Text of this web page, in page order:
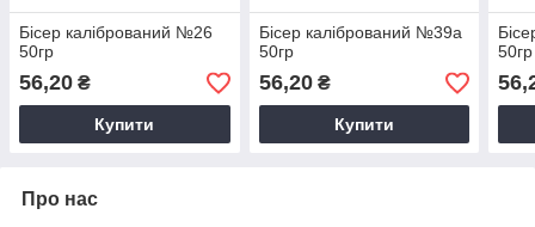
Бісер калібрований №26
50гр
56,20 ₴
Купити
Бісер калібрований №39а
50гр
56,20₴
Купити
50гр
Про нас